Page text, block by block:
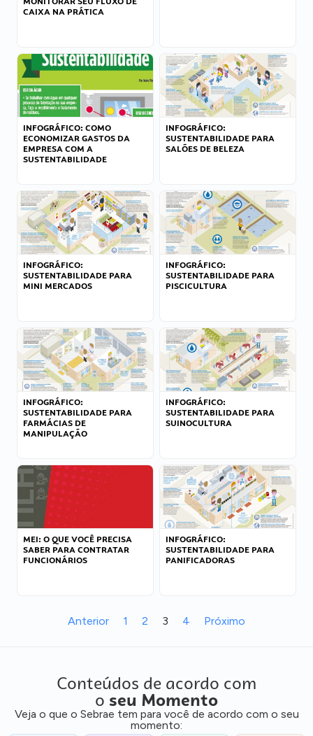
CAIXA NA PRÁTICA
INFOGRÁFICO: COMO
ECONOMIZAR GASTOS DA
EMPRESA COM A
SUSTENTABILIDADE
INFOGRÁFICO:
SUSTENTABILIDADE PARA
SALÕES DE BELEZA
INFOGRÁFICO:
SUSTENTABILIDADE PARA
MINI MERCADOS
INFOGRÁFICO:
SUSTENTABILIDADE PARA
PISCICULTURA
INFOGRÁFICO:
SUSTENTABILIDADE PARA
FARMÁCIAS DE
MANIPULAÇÃO
INFOGRÁFICO:
SUSTENTABILIDADE PARA
SUINOCULTURA
MEI: O QUE VOCÊ PRECISA
SABER PARA CONTRATAR
FUNCIONÁRIOS
INFOGRÁFICO:
SUSTENTABILIDADE PARA
PANIFICADORAS
Anterior 1 2 3 4 Próximo
Conteúdos de acordo com
o seu Momento
Veja o que o Sebrae tem para você de acordo com o seu
momento: